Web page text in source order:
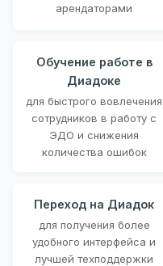
арендаторами
Обучение работе в
Диадоке
для быстрого вовлечения
сотрудников в работу с
ЭДО и снижения
количества ошибок
Переход на Диадок
для получения более
удобного интерфейса и
лучшей техподдержки